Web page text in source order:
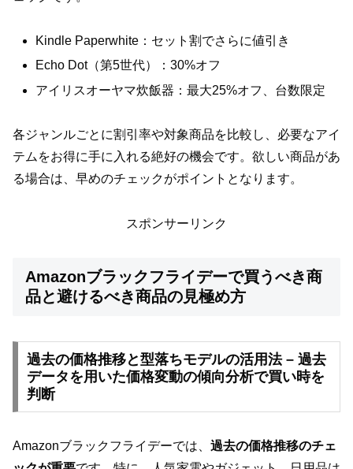
Kindle Paperwhite：セット割でさらに値引き
Echo Dot（第5世代）：30%オフ
アイリスオーヤマ炊飯器：最大25%オフ、台数限定
各ジャンルごとに割引率や対象商品を比較し、必要なアイ
テムをお得に手に入れる絶好の機会です。欲しい商品があ
る場合は、早めのチェックがポイントとなります。
スポンサーリンク
Amazonブラックフライデーで買うべき商
品と避けるべき商品の見極め方
過去の価格推移と型落ちモデルの活用法 – 過去
データを用いた価格変動の傾向分析で買い時を
判断
Amazonブラックフライデーでは、 過去の価格推移のチェ